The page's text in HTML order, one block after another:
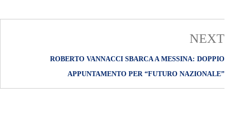
NEXT
ROBERTO VANNACCI SBARCA A MESSINA: DOPPIO
APPUNTAMENTO PER “FUTURO NAZIONALE”​